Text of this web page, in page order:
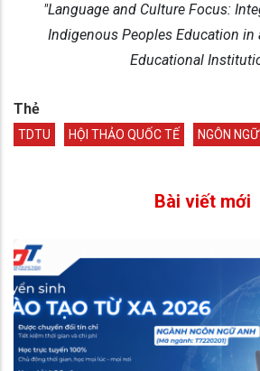
"Language and Culture Focus:
Indigenous Peoples Education in
Educational
Thẻ
TDTU HỘI THẢO QUỐC TẾ NGÔN NGỮ
Bài viết mới